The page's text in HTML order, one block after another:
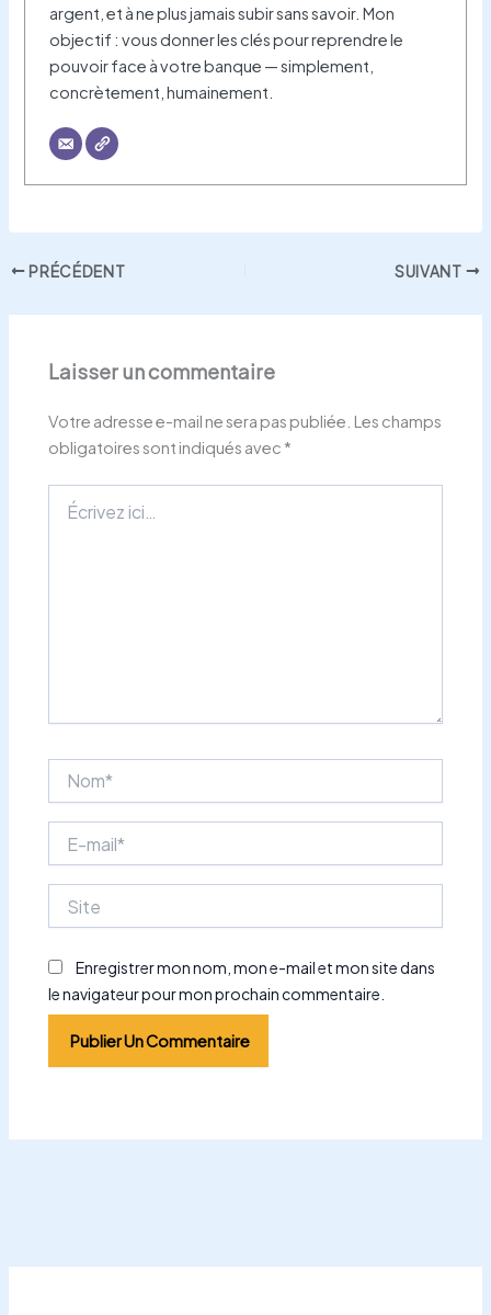
argent, et à ne plus jamais subir sans savoir. Mon
objectif : vous donner les clés pour reprendre le
pouvoir face à votre banque — simplement,
concrètement, humainement.
PRÉCÉDENT SUIVANT
Laisser un commentaire
Votre adresse e-mail ne sera pas publiée. Les champs
obligatoires sont indiqués avec *
ici…
mail*
Enregistrer mon nom, mon e-mail et mon site dans
le navigateur pour mon prochain commentaire.